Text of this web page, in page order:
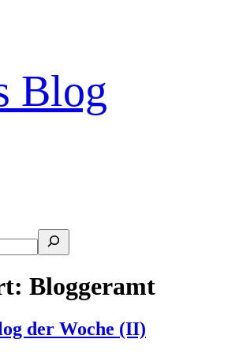
Blog
Bloggeramt
der Woche (II)